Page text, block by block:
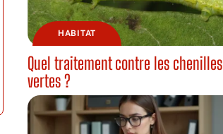
HABITAT
Quel traitement contre les chenilles
vertes ?